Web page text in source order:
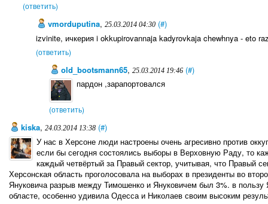
(ответить)
vmorduputina,25.03.2014 04:30 (#)
izvinite, ичкерия i okkupirovannaja kadyrovkaja chewhnya - eto
(ответить)
old_bootsmann65, 25.03.2014 19:46 (#)
пардон ,зарапортовался
(ответить)
kiska, 24.03.2014 13:38 (#)
У нас в Херсоне люди настроены очень агресивно против
если бы сегодня состоялись выборы в Верховную Раду, то
каждый четвёртый за Правый сектор, учитывая, что Правый
Херсонская область проголосовала на выборах в президенты во
Януковича разрыв между Тимошенко и Януковичем был 3%. в
областе, особенно удивила Одесса и Николаев своим высоким